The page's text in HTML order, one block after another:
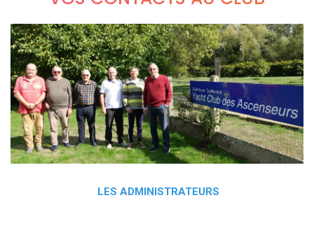
LES ADMINISTRATEURS